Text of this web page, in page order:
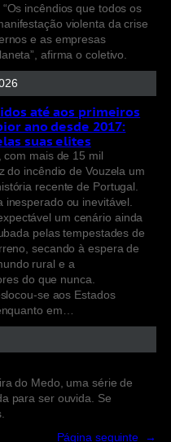
incêndios que todos os
violenta da crise
e as empresas
afirma o coletivo.
até aos primeiros
ano desde 2017:
suas elites
mais de 15 mil
do incêndio de Vouzela um
recente de Portugal.
ou inevitável.
um cenário ainda
pelas tempestades de
secando à espera de
rural e a
do que nunca.
se aos Estados
em…
do Medo, uma série de
para ser ouvida. Se
Página seguinte →